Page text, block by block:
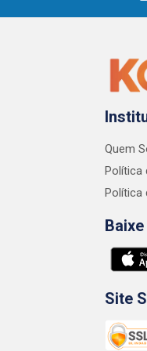
Quem
Política
Política
Site